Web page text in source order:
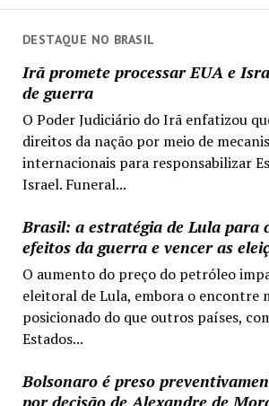
DESTAQUE NO BRASIL
Irã promete processar EUA e
de guerra
O Poder Judiciário do Irã enfatizou
direitos da nação por meio de
internacionais para responsabilizar
Israel. Funeral...
Brasil: a estratégia de Lula para
efeitos da guerra e vencer as
O aumento do preço do petróleo
eleitoral de Lula, embora o encontre
posicionado do que outros países,
Estados...
Bolsonaro é preso
por decisão de Alexandre de